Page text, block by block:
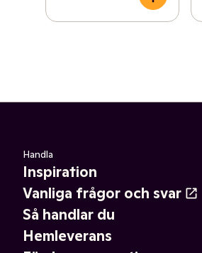
Handla
Inspiration
Vanliga frågor och svar
Så handlar du
Hemleverans